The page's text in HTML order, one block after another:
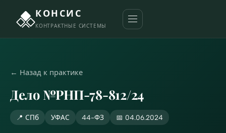
КОНСИС
КОНТРАКТНЫЕ СИСТЕМЫ
← Назад к практике
Дело №РНП-78-812/24
📍 СПб УФАС 44-ФЗ 📅 04.06.2024